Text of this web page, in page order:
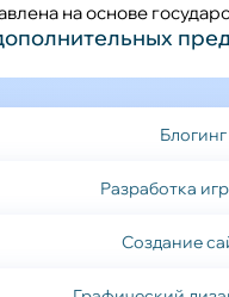
на основе
Блогинг
Разработка
Создание